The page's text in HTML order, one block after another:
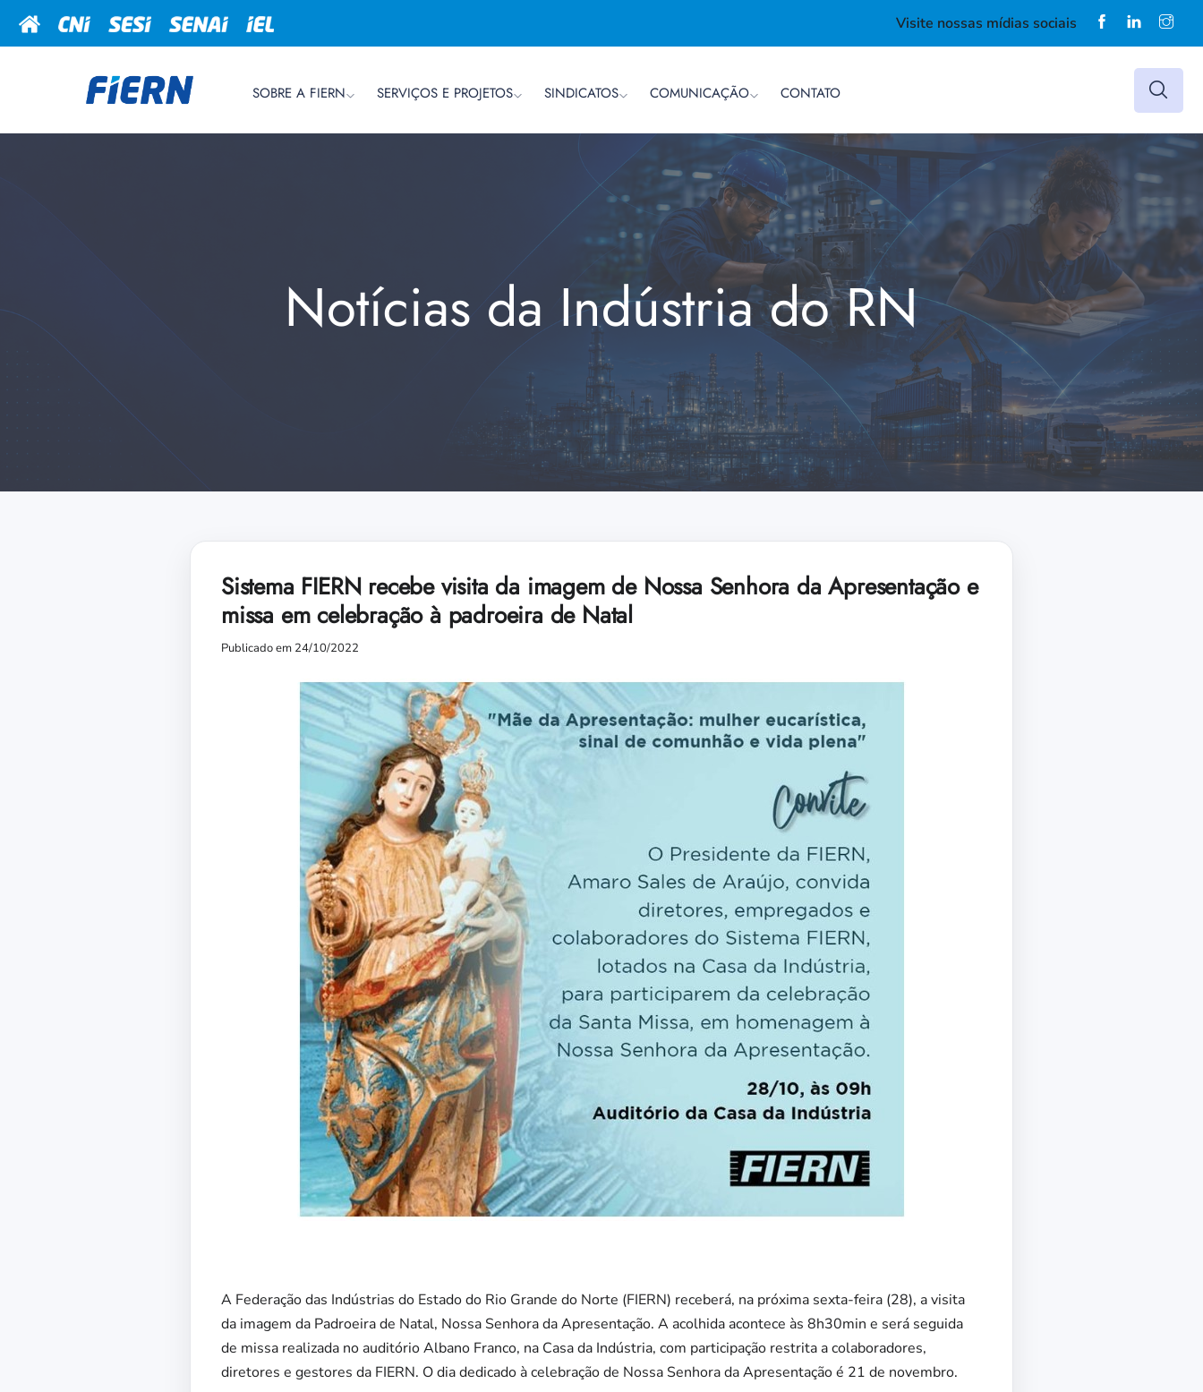
Visite nossas mídias sociais
SOBRE A FIERN SERVIÇOS E PROJETOS SINDICATOS COMUNICAÇÃO CONTATO
Notícias da Indústria do RN
Sistema FIERN recebe visita da imagem de Nossa Senhora da Apresentação e
missa em celebração à padroeira de Natal
Publicado em 24/10/2022
A Federação das Indústrias do Estado do Rio Grande do Norte (FIERN) receberá, na próxima sexta-feira (28), a visita
da imagem da Padroeira de Natal, Nossa Senhora da Apresentação. A acolhida acontece às 8h30min e será seguida
de missa realizada no auditório Albano Franco, na Casa da Indústria, com participação restrita a colaboradores,
diretores e gestores da FIERN. O dia dedicado à celebração de Nossa Senhora da Apresentação é 21 de novembro.